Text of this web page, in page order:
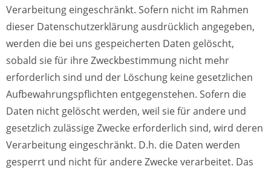
Verarbeitung eingeschränkt. Sofern nicht im Rahmen
dieser Datenschutzerklärung ausdrücklich angegeben,
werden die bei uns gespeicherten Daten gelöscht,
sobald sie für ihre Zweckbestimmung nicht mehr
erforderlich sind und der Löschung keine gesetzlichen
Aufbewahrungspflichten entgegenstehen. Sofern die
Daten nicht gelöscht werden, weil sie für andere und
gesetzlich zulässige Zwecke erforderlich sind, wird deren
Verarbeitung eingeschränkt. D.h. die Daten werden
gesperrt und nicht für andere Zwecke verarbeitet. Das